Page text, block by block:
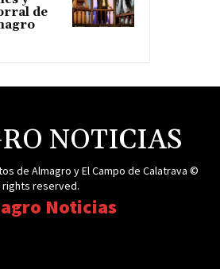
de
NOTICIAS
de Almagro y El Campo de Calatrava ©
rights reserved.
Noticias